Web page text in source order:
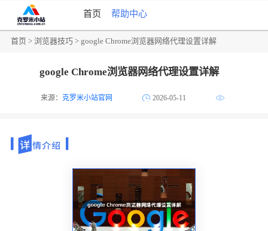
首页 帮助中心
首页 >浏览器技巧 > google Chrome浏览器网络代理设置详解
google Chrome浏览器网络代理设置详解
来源：克罗米小站官网 2026-05-11